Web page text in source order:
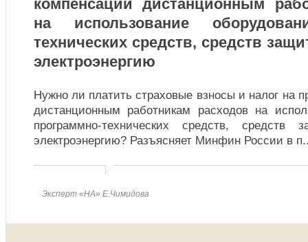
компенсации дистанционным
на использование
технических средств, средств
электроэнергию
Нужно ли платить страховые взносы и налог на
дистанционным работникам расходов на
программно-технических средств,
электроэнергию? Разъясняет Минфин России в п
Эксперт «НА» Е.Чимидова